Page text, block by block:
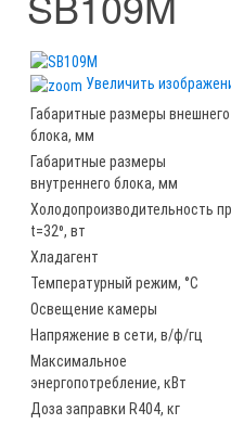
Увеличить
Габаритные размеры внешнего
блока, мм
Габаритные размеры
внутреннего блока, мм
Холодопроизводительность
t=32⁰, вт
Хладагент
Температурный режим, °С
Освещение камеры
Напряжение в сети, в/ф/гц
Maксимальное
энергопотребление, кВт
Доза заправки R404, кг